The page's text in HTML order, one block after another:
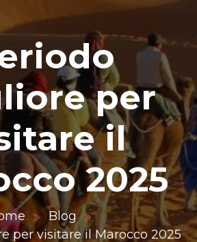
per
il
2025
Blog
per visitare il Marocco 2025